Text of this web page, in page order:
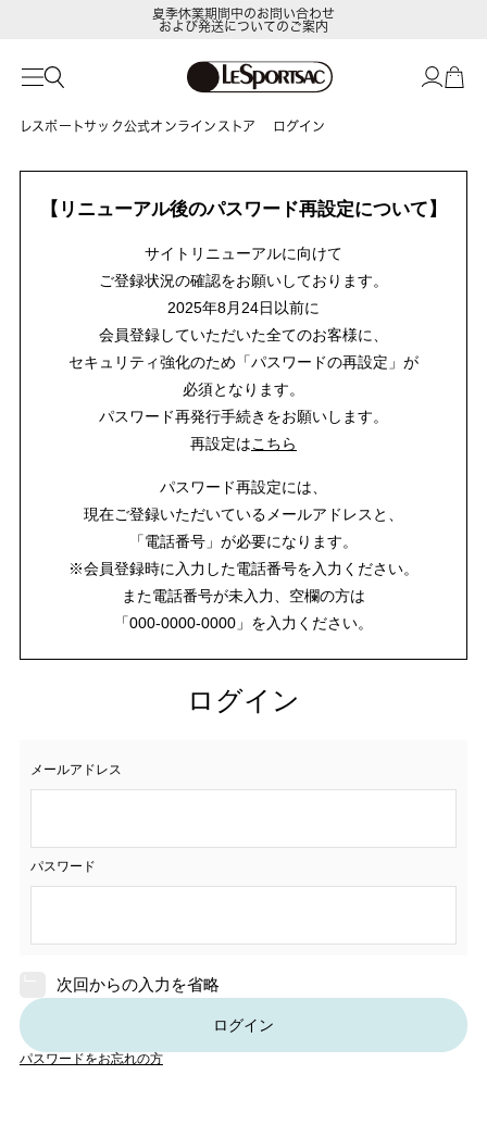
夏季休業期間中のお問い合わせ
および発送についてのご案内
レスポートサック公式オンラインストア ログイン
【リニューアル後のパスワード再設定について】
サイトリニューアルに向けて
ご登録状況の確認をお願いしております。
2025年8月24日以前に
会員登録していただいた全てのお客様に、
セキュリティ強化のため「パスワードの再設定」が
必須となります。
パスワード再発行手続きをお願いします。
再設定はこちら
パスワード再設定には、
現在ご登録いただいているメールアドレスと、
「電話番号」が必要になります。
※会員登録時に入力した電話番号を入力ください。
また電話番号が未入力、空欄の方は
「000-0000-0000」を入力ください。
ログイン
メールアドレス
パスワード
次回からの入力を省略
ログイン
パスワードをお忘れの方